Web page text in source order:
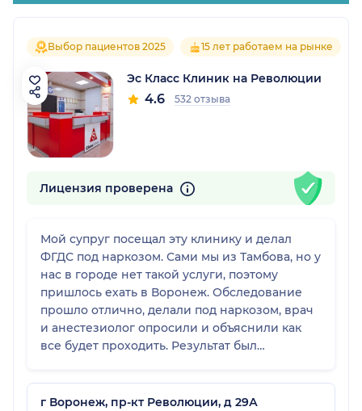
Выбор пациентов 2025 15 лет работаем на рынке
Эс Класс Клиник на Революции
4.6 532 отзыва
Лицензия проверена
Мой супруг посещал эту клинику и делал
ФГДС под наркозом. Сами мы из Тамбова, но у
нас в городе нет такой услуги, поэтому
пришлось ехать в Воронеж. Обследование
прошло отлично, делали под наркозом, врач
и анестезиолог опросили и объяснили как
все будет проходить. Результат был
через 3 дня по почте.
г Воронеж, пр-кт Революции, д 29А